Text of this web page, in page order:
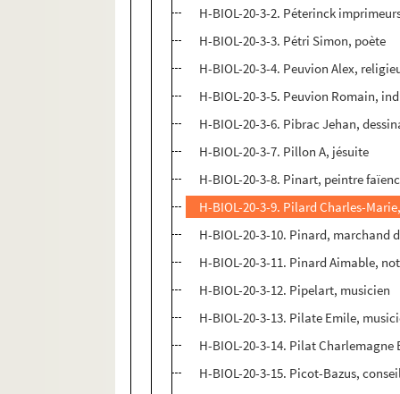
H-BIOL-20-3-2. Péterinck
H-BIOL-20-3-3. Pétri Simon, poète
H-BIOL-20-3-4. Peuvion Alex,
H-BIOL-20-3-5. Peuvion Romain,
H-BIOL-20-3-6. Pibrac Jehan,
H-BIOL-20-3-7. Pillon A, jésuite
H-BIOL-20-3-8. Pinart, peintre
H-BIOL-20-3-9. Pilard Charles-
H-BIOL-20-3-10. Pinard, marchand
H-BIOL-20-3-11. Pinard Aimable,
H-BIOL-20-3-12. Pipelart, musicien
H-BIOL-20-3-13. Pilate Emile,
H-BIOL-20-3-14. Pilat Charlemagne
H-BIOL-20-3-15. Picot-Bazus,